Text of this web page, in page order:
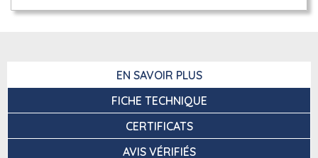
EN SAVOIR PLUS
FICHE TECHNIQUE
CERTIFICATS
AVIS VÉRIFIÉS